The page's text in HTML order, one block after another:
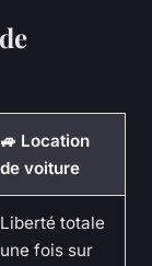
🚙 Location
de voiture
Liberté totale
une fois sur